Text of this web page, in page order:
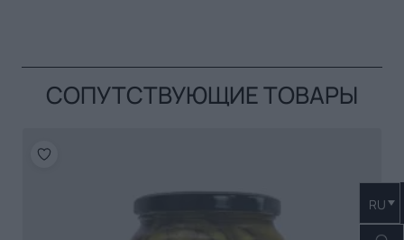
RU
СОПУТСТВУЮЩИЕ ТОВАРЫ